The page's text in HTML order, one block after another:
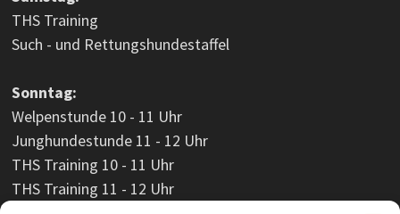
THS Training
Such - und Rettungshundestaffel
Sonntag:
Welpenstunde 10 - 11 Uhr
Junghundestunde 11 - 12 Uhr
THS Training 10 - 11 Uhr
THS Training 11 - 12 Uhr